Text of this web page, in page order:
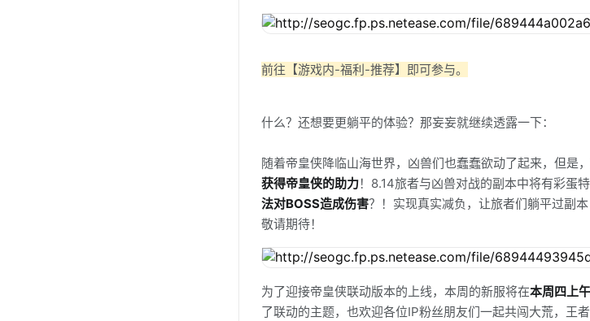
前往【游戏内-福利-推荐】即可参与。
什么？还想要更躺平的体验？那妄妄就继续透露一下：
随着帝皇侠降临山海世界，凶兽们也蠢蠢欲动了起来，但是
获得帝皇侠的助力！8.14旅者与凶兽对战的副本中将有彩蛋特
法对BOSS造成伤害？！实现真实减负，让旅者们躺平过副
敬请期待！
为了迎接帝皇侠联动版本的上线，本周的新服将在本周四上
了联动的主题，也欢迎各位IP粉丝朋友们一起共闯大荒，王